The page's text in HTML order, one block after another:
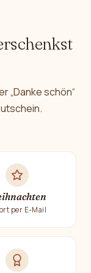
„Danke schön“
per E-Mail